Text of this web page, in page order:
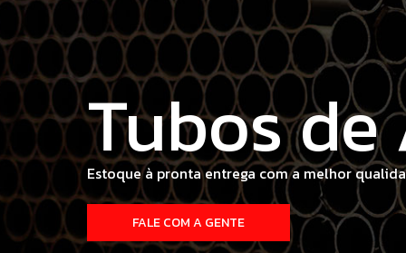
Suporte
Expertise técnica e tradição para fornecer o
CURITIBA | SÃO PAULO
SAIBA MAIS